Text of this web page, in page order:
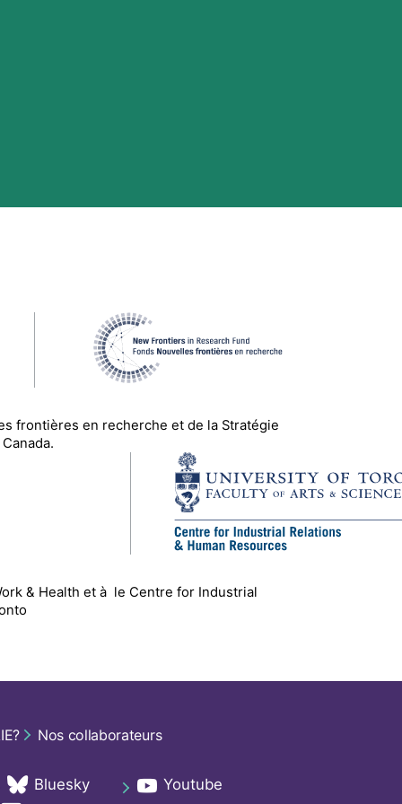
frontières en recherche et de la Stratégie
& Healthetà le Centre for Industrial
Nos collaborateurs
Bluesky
opens in a new tab Youtube
opens in a new tab